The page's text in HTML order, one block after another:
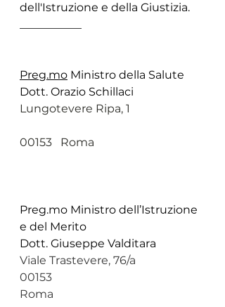
dell'Istruzione e della Giustizia.
Preg.mo Ministro della Salute
Dott. Orazio Schillaci
Lungotevere Ripa, 1
00153   Roma
Preg.mo Ministro dell’Istruzione
e del Merito
Dott. Giuseppe Valditara
Viale Trastevere, 76/a
00153
Roma